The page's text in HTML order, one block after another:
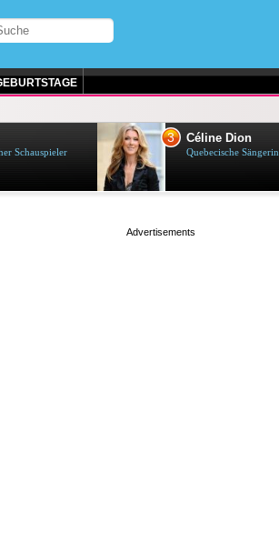
Schauspieler
3 Céline Dion
Quebecische Sängerin